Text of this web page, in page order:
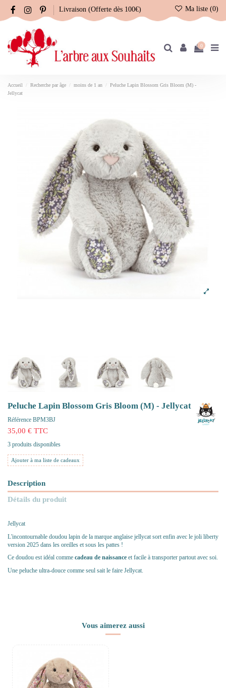
Livraison (Offerte dès 100€) Ma liste (0)
0
Accueil Recherche par âge moins de 1 an
Peluche Lapin Blossom Gris Bloom (M) -
Jellycat
Peluche Lapin Blossom Gris Bloom (M) - Jellycat
Référence BPM3BJ
35,00 € TTC
3 produits disponibles
Ajouter à ma liste de cadeaux
Description
Détails du produit
Jellycat
L'incontournable doudou lapin de la marque anglaise jellycat sort enfin avec le joli liberty
version 2025 dans les oreilles et sous les pattes !
Ce doudou est idéal comme cadeau de naissance et facile à transporter partout avec soi.
Une peluche ultra-douce comme seul sait le faire Jellycat.
Vous aimerez aussi